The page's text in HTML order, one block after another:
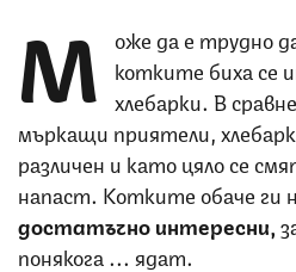
М
оже да е трудно
котките биха се
хлебарки. В
мъркащи приятели,
различен и като цяло се
напаст. Котките обаче ги
достатъчно интересни,
понякога ... ядат.